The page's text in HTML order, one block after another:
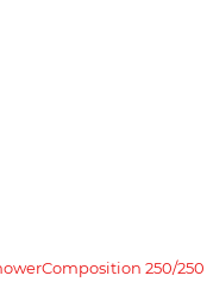
250/